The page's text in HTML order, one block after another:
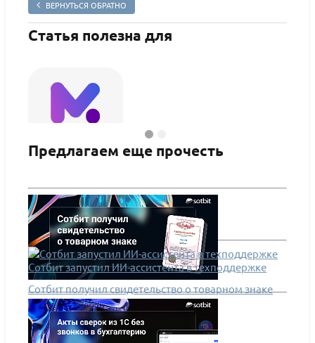
ВЕРНУТЬСЯ ОБРАТНО
Статья полезна для
ПОДРОБНЕЕ
Предлагаем еще прочесть
Сотбит получил свидетельство о товарном знаке
Сотбит запустил ИИ-ассистента в техподдержке